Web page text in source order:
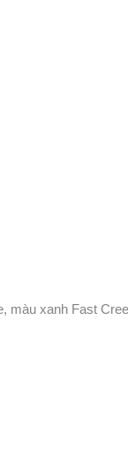
màu xanh Fast